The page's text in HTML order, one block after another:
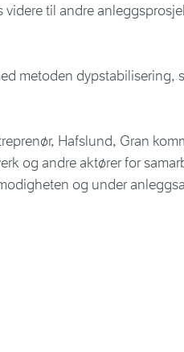
til andre
metoden dypstabilisering,
Hafslund, Gran
og andre aktører for
og under